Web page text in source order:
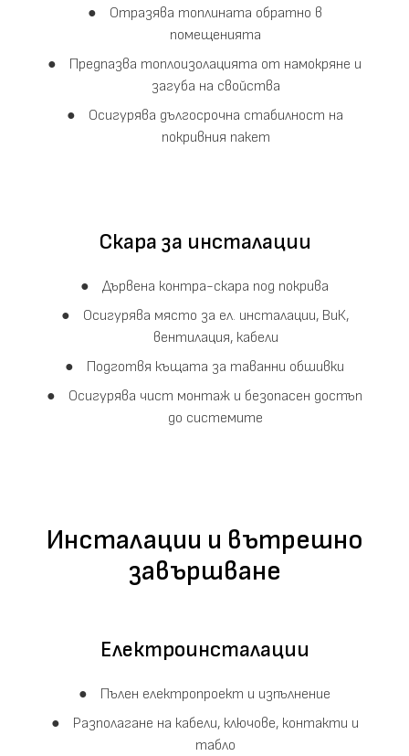
Отразява топлината обратно в
помещенията
Предпазва топлоизолацията от намокряне и
загуба на свойства
Осигурява дългосрочна стабилност на
покривния пакет
Скара за инсталации
Дървена контра-скара под покрива
Осигурява място за ел. инсталации, ВиК,
вентилация, кабели
Подготвя къщата за таванни обшивки
Осигурява чист монтаж и безопасен достъп
до системите
Инсталации и вътрешно
завършване
Електроинсталации
Пълен електропроект и изпълнение
Разполагане на кабели, ключове, контакти и
табло